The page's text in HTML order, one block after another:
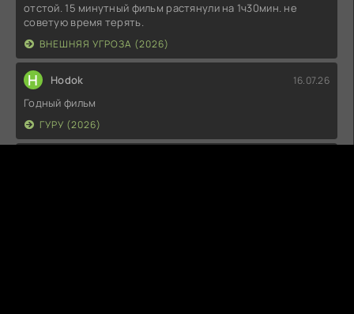
отстой. 15 минутный фильм растянули на 1ч30мин. не
советую время терять.
ВНЕШНЯЯ УГРОЗА (2026)
H Hodok 16.07.26
Годный фильм
ГУРУ (2026)